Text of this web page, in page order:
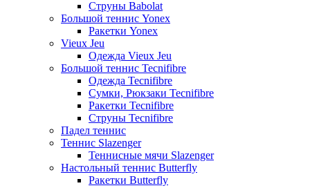
Струны Babolat
Большой теннис Yonex
Ракетки Yonex
Vieux Jeu
Одежда Vieux Jeu
Большой теннис Tecnifibre
Одежда Tecnifibre
Сумки, Рюкзаки Tecnifibre
Ракетки Tecnifibre
Струны Tecnifibre
Падел теннис
Теннис Slazenger
Теннисные мячи Slazenger
Настольный теннис Butterfly
Ракетки Butterfly